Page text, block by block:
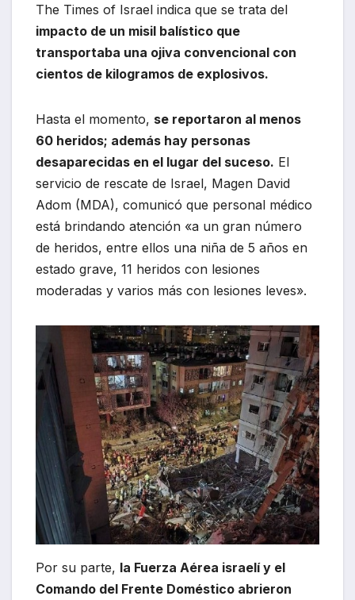
The Times of Israel indica que se trata del
impacto de un misil balístico que
transportaba una ojiva convencional con
cientos de kilogramos de explosivos.
Hasta el momento, se reportaron al menos
60 heridos; además hay personas
desaparecidas en el lugar del suceso. El
servicio de rescate de Israel, Magen David
Adom (MDA), comunicó que personal médico
está brindando atención «a un gran número
de heridos, entre ellos una niña de 5 años en
estado grave, 11 heridos con lesiones
moderadas y varios más con lesiones leves».
Por su parte, la Fuerza Aérea israelí y el
Comando del Frente Doméstico abrieron